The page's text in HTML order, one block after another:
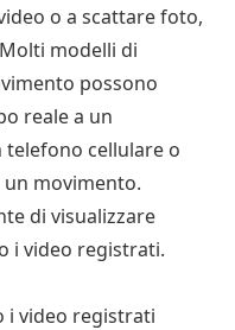
o a scattare foto,
modelli di
possono
reale a un
cellulare o
movimento.
di visualizzare
i video registrati.
i video registrati